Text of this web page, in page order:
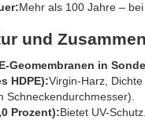
Mehr als 100 Jahre –
und
Geomembranen in
HDPE):Virgin-Harz,
Schneckendurchmesser).
Prozent):Bietet UV-Schutz.